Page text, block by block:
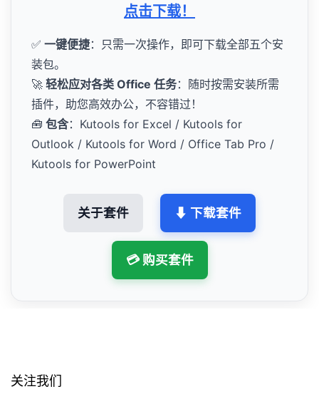
点击下载！
✅ 一键便捷：只需一次操作，即可下载全部五个安
装包。
🚀 轻松应对各类 Office 任务：随时按需安装所需
插件，助您高效办公，不容错过！
🧰 包含：Kutools for Excel / Kutools for
Outlook / Kutools for Word / Office Tab Pro /
Kutools for PowerPoint
关于套件 ⬇ 下载套件
💳 购买套件
关注我们